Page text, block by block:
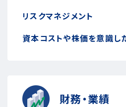
リスクマネジメント
資本コストや株価を意識し
財務・業績